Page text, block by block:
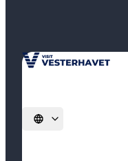
Sprache auswählen